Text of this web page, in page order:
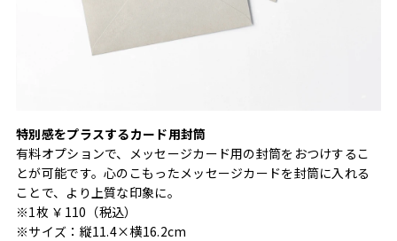
特別感をプラスするカード用封筒
有料オプションで、メッセージカード用の封筒をおつけするこ
とが可能です。心のこもったメッセージカードを封筒に入れる
ことで、より上質な印象に。
※1枚 ￥110（税込）
※サイズ：縦11.4×横16.2cm